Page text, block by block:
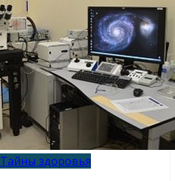
Тайны здоровья